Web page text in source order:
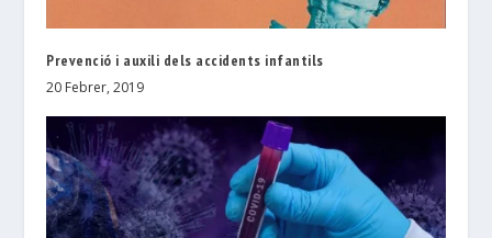
Prevenció i auxili dels accidents infantils
20 Febrer, 2019